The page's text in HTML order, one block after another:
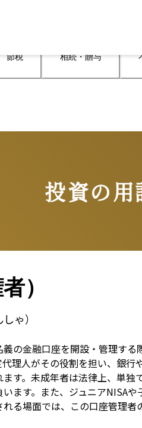
節税 相続・贈与
投資の用
）
ゃ）
の金融口座を開設・管理す
理人がその役割を担い、銀
す。未成年者は法律上、単
ます。また、ジュニアNISA
る場面では、この口座管理